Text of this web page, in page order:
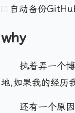
自动备份
why
执着弄一个
地,如果我的经历
还有一个原